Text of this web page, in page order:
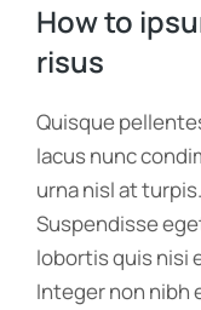
How to
risus
Quisque
lacus nunc
urna nisl at
Suspendisse
lobortis quis nisi
Integer non nibh